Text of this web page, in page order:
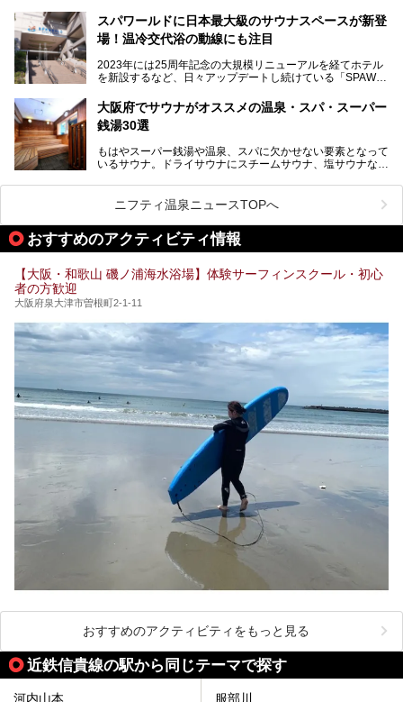
本記事では、そんなリニューアル後の注目ポイントを詳しく
紹介します。これから「鶴見緑地湯元水春」に訪れる方や、
い。
利用できる「神州温泉 あるごの湯」です。
あるごの湯は、大阪府豊中市にある日帰り温浴施設で、阪急
チムジルバン（岩盤浴）を中心に、発汗・リラックス・漫画
タイムまで満喫できる長時間滞在型の施設なので、一日中ゆ
る迫力ある熱波パフォーマンスも毎日行われており、“とと
のう”体験をしっかり楽しめるのもポイントです。
ケやボウリングといった遊び場もあり、友人同士やカップル
で“遊び+癒し”の一日を過ごすのにもぴったり。
処にいたるまで魅力をたっぷり堪能してきたので、その全容
スパワールドに日本最大級のサウナスペースが新登
場！温冷交代浴の動線にも注目
2023年には25周年記念の大規模リニューアルを経てホテル
を新設するなど、日々アップデートし続けている「SPAWO
そんなスパワールドが2025年11月15日（土）に、新たな浴
室や日本最大級140人収容の大規模サウナを携えてリニュー
アルオープン！浴室である4F・6Fそれぞれにリニューアル
大規模リニューアルの全容を確認すべく、リニューアルプレ
オープンイベントに行ってきました！今回はそのリニューア
大阪府でサウナがオススメの温泉・スパ・スーパー
銭湯30選
もはやスーパー銭湯や温泉、スパに欠かせない要素となって
いるサウナ。ドライサウナにスチームサウナ、塩サウナな
ペース、ロウリュウなど、心ゆくまで楽しむためのサービス
が充実した施設も多くみられます。
今回はそんなサウナにこだわった、大阪府内のオススメ温
泉・銭湯・スパを30件紹介したいと思います！
ニフティ温泉ニュースTOPへ
おすすめのアクティビティ情報
【大阪・和歌山 磯ノ浦海水浴場】体験サーフィンスクール・初心
者の方歓迎
大阪府泉大津市曽根町2-1-11
おすすめのアクティビティをもっと見る
近鉄信貴線の駅から同じテーマで探す
河内山本 服部川